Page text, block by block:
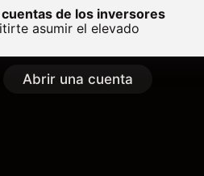
cuentas de los inversores
asumir el elevado
Abrir una cuenta